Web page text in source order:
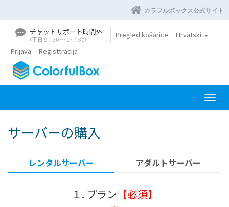
カラフルボックス公式サイト
チャットサポート時間外
（平日 9：30 〜 17：30）
Pregled košarice
Hrvatski
Prijava
Registtracija
P
r
サーバーの購入
レンタルサーバー アダルトサーバー
１. プラン 【必須】